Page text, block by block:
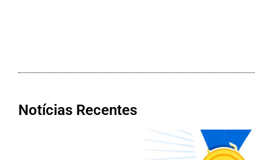
Notícias Recentes